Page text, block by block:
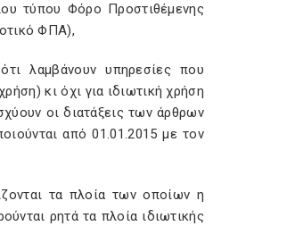
τύπου Φόρο Προστιθέμενης
ΦΠΑ),
λαμβάνουν υπηρεσίες που
κι όχι για ιδιωτική χρήση
οι διατάξεις των άρθρων
από 01.01.2015 με τον
τα πλοία των οποίων η
ρητά τα πλοία ιδιωτικής